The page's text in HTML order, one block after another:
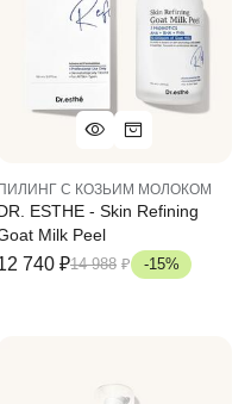
С КОЗЬИМ МОЛОКОМ
ESTHE - Skin Refining
Milk Peel
740 ₽14 988 ₽ -15%